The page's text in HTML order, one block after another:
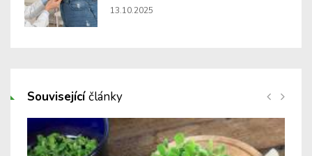
13.10.2025
Souvisejícíčlánky